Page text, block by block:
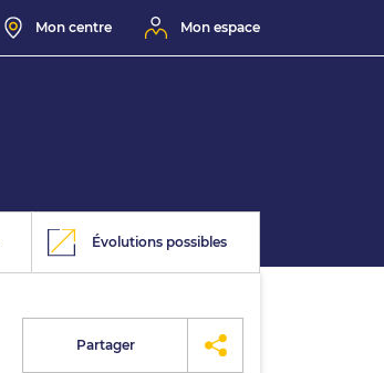
Mon centre Mon espace
Évolutions possibles
Partager